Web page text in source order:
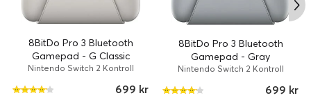
8BitDo Pro 3 Bluetooth
Gamepad - G Classic
Nintendo Switch 2 Kontroll
699 kr
8BitDo Pro 3 Bluetooth
Gamepad - Gray
Nintendo Switch 2 Kontroll
699 kr